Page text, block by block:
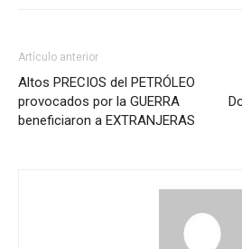
Artículo anterior
Altos PRECIOS del PETRÓLEO
provocados por la GUERRA
beneficiaron a EXTRANJERAS